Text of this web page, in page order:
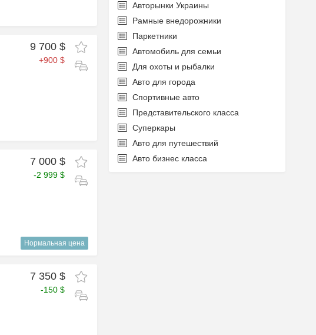
9 700 $
+900 $
7 000 $
-2 999 $
Нормальная цена
7 350 $
-150 $
Авторынки Украины
Рамные внедорожники
Паркетники
Автомобиль для семьи
Для охоты и рыбалки
Авто для города
Спортивные авто
Представительского класса
Суперкары
Авто для путешествий
Авто бизнес класса